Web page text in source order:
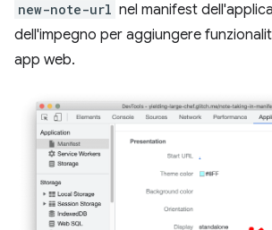
new-note-url nel manifest
dell'impegno per aggiungere
app web.